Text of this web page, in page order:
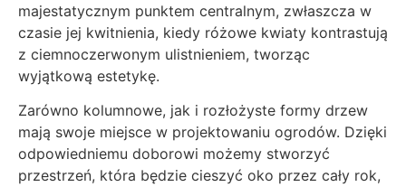
majestatycznym punktem centralnym, zwłaszcza w
czasie jej kwitnienia, kiedy różowe kwiaty kontrastują
z ciemnoczerwonym ulistnieniem, tworząc
wyjątkową estetykę.
Zarówno kolumnowe, jak i rozłożyste formy drzew
mają swoje miejsce w projektowaniu ogrodów. Dzięki
odpowiedniemu doborowi możemy stworzyć
przestrzeń, która będzie cieszyć oko przez cały rok,